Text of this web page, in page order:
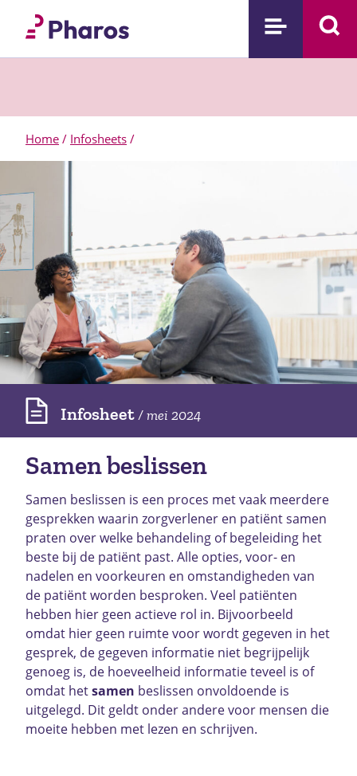
Home / Infosheets /
Infosheet/ mei 2024
Samen beslissen
Samen beslissen is een proces met vaak meerdere
gesprekken waarin zorgverlener en patiënt samen
praten over welke behandeling of begeleiding het
beste bij de patiënt past. Alle opties, voor- en
nadelen en voorkeuren en omstandigheden van
de patiënt worden besproken. Veel patiënten
hebben hier geen actieve rol in. Bijvoorbeeld
omdat hier geen ruimte voor wordt gegeven in het
gesprek, de gegeven informatie niet begrijpelijk
genoeg is, de hoeveelheid informatie teveel is of
omdat hetsamen beslissen onvoldoende is
uitgelegd. Dit geldt onder andere voor mensen die
moeite hebben met lezen en schrijven.